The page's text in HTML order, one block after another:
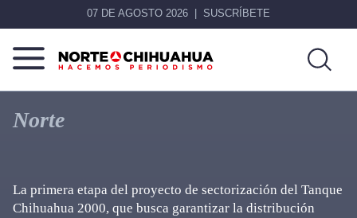
07 DE AGOSTO 2026 SUSCRÍBETE
Norte
Chihuahua
Más
que
noticias,
Norte
La primera etapa del proyecto de sectorización del Tanque
Chihuahua 2000, que busca garantizar la distribución